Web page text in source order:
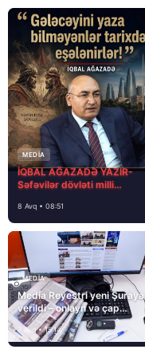
MEDİA
İQBAL AĞAZADƏ YAZIR-
Səfəvilər dövləti milli
8 Avq • 08:51
MEDİA
Media Reyestri yeni Şuraya
verildi – onlayn və çap
mediasını nə gözləyir?
7 Avq • 15:14